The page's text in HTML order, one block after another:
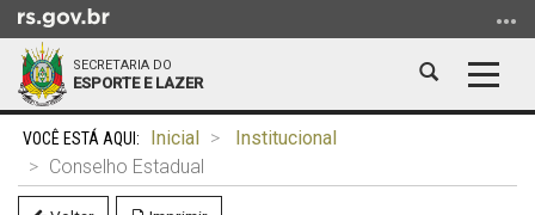
para
conteúdo
SECRETARIA DO
ESPORTE E LAZER
Abrir
Início
conteúdo
Inicial
Institucional
Conselho Estadual